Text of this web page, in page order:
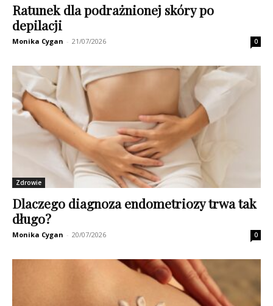
Ratunek dla podrażnionej skóry po
depilacji
Monika Cygan - 21/07/2026 0
Zdrowie
Dlaczego diagnoza endometriozy trwa tak
długo?
Monika Cygan - 20/07/2026 0